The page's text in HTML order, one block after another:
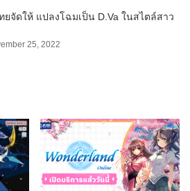
ยจัดให้ แปลงโฉมเป็น D.Va ในสไตล์สาว
25, 2022